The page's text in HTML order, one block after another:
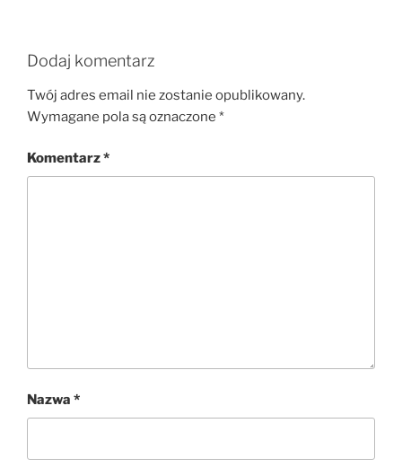
Dodaj komentarz
Twój adres email nie zostanie opublikowany.
Wymagane pola są oznaczone *
Komentarz*
Nazwa *